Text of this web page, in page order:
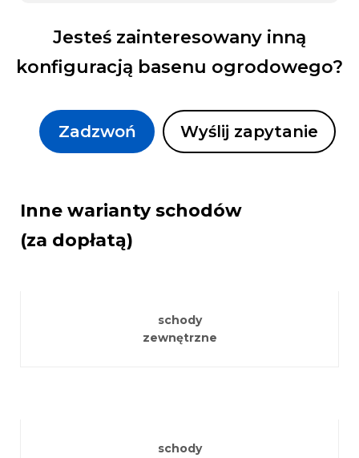
Jesteś zainteresowany inną
konfiguracją basenu ogrodowego?
Zadzwoń Wyślij zapytanie
Inne warianty schodów
(za dopłatą)
schody
zewnętrzne
schody